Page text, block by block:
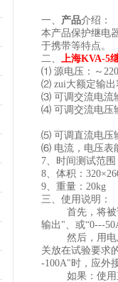
一、 产品介绍：
本产品保护继电
于携带等特点。
二、 上海KVA-5
⑴ 源电压：～
⑵ zui大额定输出
⑶ 可调交流电流
⑷ 可调交流电压
⑸ 可调直流电压
⑹ 电流，电压表
7、时间测试范
8、体积：
9、重量：20kg
三、 使用说明：
首先，将被试
输出"、或“0---
然后，用电压
关放在试验要求
-100A"时，应外
如果：使用直